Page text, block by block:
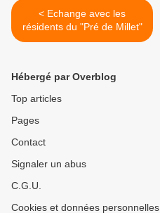
< Echange avec les
résidents du "Pré de Millet"
Hébergé par Overblog
Top articles
Pages
Contact
Signaler un abus
C.G.U.
Cookies et données personnelles